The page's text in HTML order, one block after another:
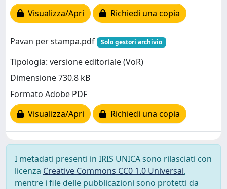
Visualizza/Apri
Richiedi una copia
Pavan per stampa.pdf Solo gestori archivio
Tipologia: versione editoriale (VoR)
Dimensione 730.8 kB
Formato Adobe PDF
Visualizza/Apri
Richiedi una copia
I metadati presenti in IRIS UNICA sono rilasciati con
licenza Creative Commons CC0 1.0 Universal,
mentre i file delle pubblicazioni sono protetti da